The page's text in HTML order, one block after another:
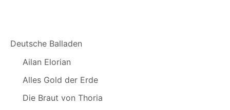
Deutsche Balladen
Ailan Elorian
Alles Gold der Erde
Die Braut von Thoria